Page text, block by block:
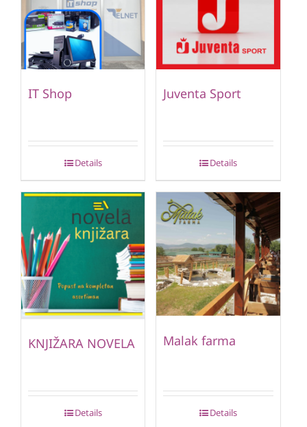
IT Shop
Details
Juventa Sport
Details
KNJIŽARA NOVELA
Details
Malak farma
Details